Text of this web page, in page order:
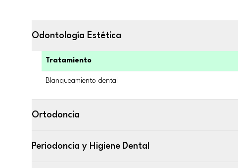
Odontología Estética
Tratamiento
Blanqueamiento dental
Ortodoncia
Periodoncia y Higiene Dental